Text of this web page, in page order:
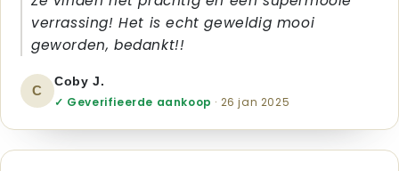
verrassing! Het is echt geweldig mooi
geworden, bedankt!!
C
Coby J.
✓ Geverifieerde aankoop · 26 jan 2025